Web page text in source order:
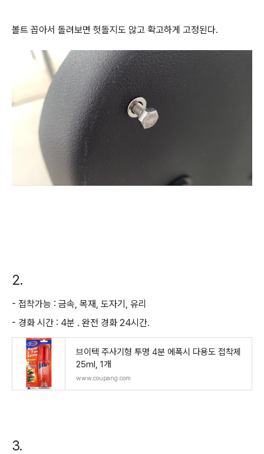
볼트 꼽아서 돌려보면 헛돌지도 않고 확고하게 고정된다.
2.
- 접착가능 : 금속, 목재, 도자기, 유리
- 경화 시간 : 4분 . 완전 경화 24시간.
브이텍 주사기형 투명 4분 에폭시 다용도 접착제
25ml, 1개
www.coupang.com
3.